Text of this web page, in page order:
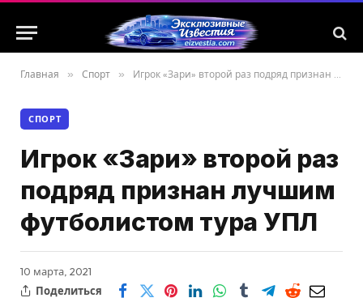
Главная » Спорт » Игрок «Зари» второй раз подряд признан лучшим футболистом тура УПЛ
СПОРТ
Игрок «Зари» второй раз
подряд признан лучшим
футболистом тура УПЛ
10 марта, 2021
Поделиться